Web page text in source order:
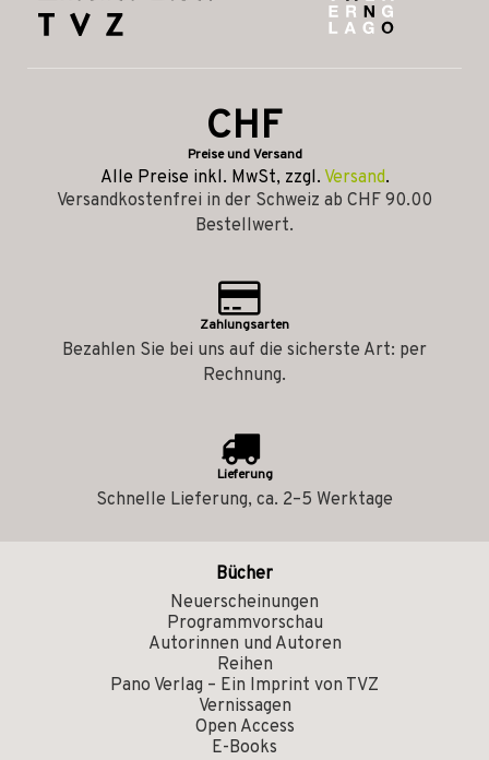
CHF
Preise und Versand
Alle Preise inkl. MwSt, zzgl. Versand.
Versandkostenfrei in der Schweiz ab CHF 90.00
Bestellwert.
Zahlungsarten
Bezahlen Sie bei uns auf die sicherste Art: per
Rechnung.
Lieferung
Schnelle Lieferung, ca. 2–5 Werktage
Bücher
Neuerscheinungen
Programmvorschau
Autorinnen und Autoren
Reihen
Pano Verlag – Ein Imprint von TVZ
Vernissagen
Open Access
E-Books